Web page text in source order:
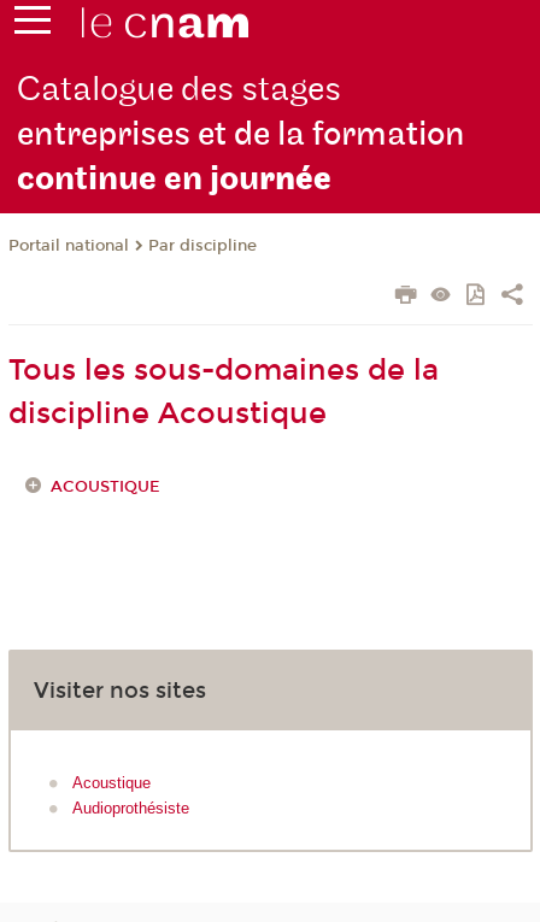
Catalogue des stages
entreprises et de la formation
continue en journée
Portail national Par discipline
Tous les sous-domaines de la
discipline Acoustique
ACOUSTIQUE
Visiter nos sites
Acoustique
Audioprothésiste